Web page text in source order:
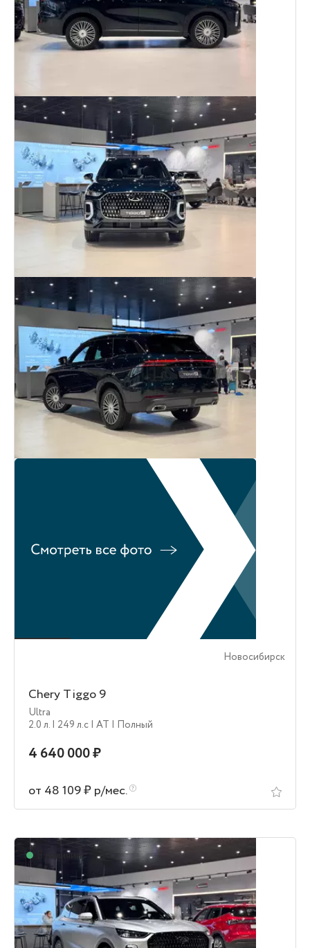
Новосибирск
Chery Tiggo 9
Ultra
2.0 л. | 249 л.c | AT | Полный
4 640 000 ₽
от 48 109 ₽ р/мес.
В наличии